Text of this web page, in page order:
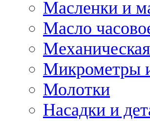
Масленки и
Масло
Микрометры
Молотки
Насадки и